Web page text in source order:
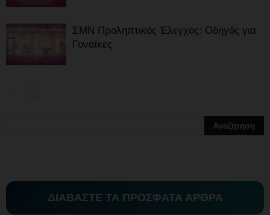
ΣΜΝ Προληπτικός Έλεγχος: Οδηγός για
Γυναίκες
ΔΙΑΒΑΣΤΕ ΤΑ ΠΡΟΣΦΑΤΑ ΑΡΘΡΑ